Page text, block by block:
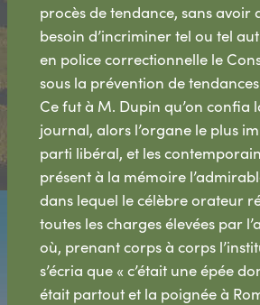
procès de tendance, sans avoir
besoin d’incriminer tel ou tel
en police correctionnelle le
sous la prévention de
Ce fut à M. Dupin qu’on confia
journal, alors l’organe le plus
parti libéral, et les
présent à la mémoire
dans lequel le célèbre orateur
toutes les charges élevées par
où, prenant corps à corps
s’écria que « c’était une épée
était partout et la poignée à